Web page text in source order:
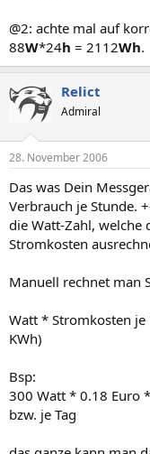
@2: achte mal auf
88W*24h = 2112Wh.
Relict
Admiral
28. November 2006
Das was Dein
Verbrauch je Stunde.
die Watt-Zahl, welche
Stromkosten
Manuell rechnet man
Watt * Stromkosten
KWh)
Bsp:
300 Watt * 0.18 Euro
bzw. je Tag